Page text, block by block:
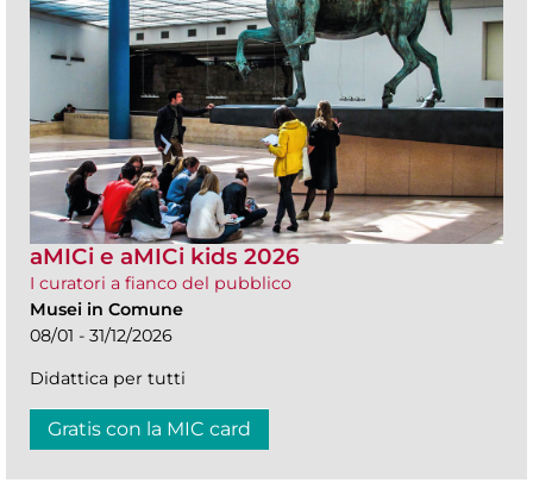
aMICi e aMICi kids 2026
I curatori a fianco del pubblico
Musei in Comune
08/01 - 31/12/2026
Didattica per tutti
Gratis con la MIC card